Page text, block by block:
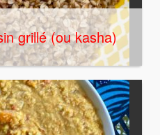
grillé (ou kasha)